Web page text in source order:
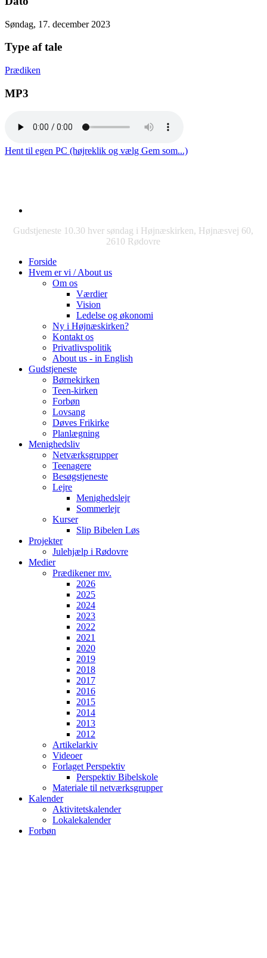
Søndag, 17. december 2023
Type af tale
Prædiken
MP3
Hent til egen PC (højreklik og vælg Gem som...)
Gudstjeneste 10.30 hver søndag i Højnæskirken, Højnæsvej 60,
2610 Rødovre
Forside
Hvem er vi / About us
Om os
Værdier
Vision
Ledelse og økonomi
Ny i Højnæskirken?
Kontakt os
Privatlivspolitik
About us - in English
Gudstjeneste
Børnekirken
Teen-kirken
Forbøn
Lovsang
Døves Frikirke
Planlægning
Menighedsliv
Netværksgrupper
Teenagere
Besøgstjeneste
Lejre
Menighedslejr
Sommerlejr
Kurser
Slip Bibelen Løs
Projekter
Julehjælp i Rødovre
Medier
Prædikener mv.
2026
2025
2024
2023
2022
2021
2020
2019
2018
2017
2016
2015
2014
2013
2012
Artikelarkiv
Videoer
Forlaget Perspektiv
Perspektiv Bibelskole
Materiale til netværksgrupper
Kalender
Aktivitetskalender
Lokalekalender
Forbøn